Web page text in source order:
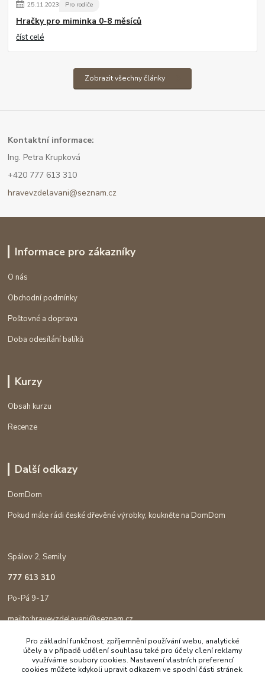
25.11.2023 Pro rodiče
Hračky pro miminka 0-8 měsíců
číst celé
Zobrazit všechny články
Kontaktní informace:
Ing. Petra Krupková
+420 777 613 310
hravevzdelavani@seznam.cz
Informace pro zákazníky
O nás
Obchodní podmínky
Poštovné a doprava
Doba odesílání balíků
Kurzy
Obsah kurzu
Recenze
Další odkazy
DomDom
Pokud máte rádi české dřevěné výrobky, koukněte na DomDom
Spálov 2, Semily
777 613 310
Po-Pá 9-17
mailto:hravevzdelavani@seznam.cz
Pro základní funkčnost, zpříjemnění používání webu, analytické
účely a v případě udělení souhlasu také pro účely cílení reklamy
využíváme soubory cookies. Nastavení vlastních preferencí
cookies můžete kdykoli upravit odkazem ve spodní části stránek.